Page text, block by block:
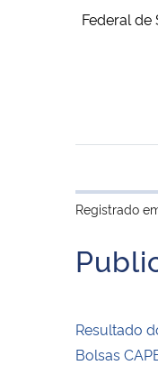
Federal
Registrado
Resultado
Bolsas